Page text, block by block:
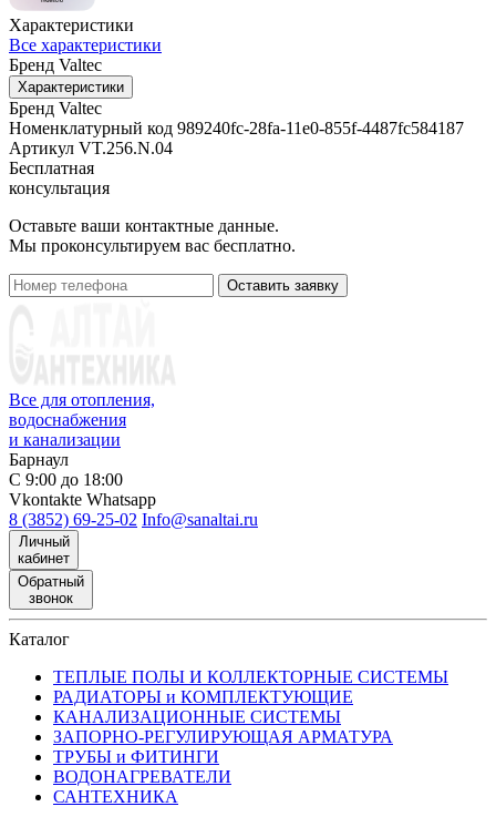
Характеристики
Все характеристики
Бренд Valtec
Характеристики
Бренд Valtec
Номенклатурный код 989240fc-28fa-11e0-855f-4487fc584187
Артикул VT.256.N.04
Бесплатная
консультация
Оставьте ваши контактные данные.
Мы проконсультируем вас бесплатно.
Оставить заявку
Все для отопления,
водоснабжения
и канализации
Барнаул
С 9:00 до 18:00
Vkontakte Whatsapp
8 (3852) 69-25-02 Info@sanaltai.ru
Личный
кабинет
Обратный
звонок
Каталог
ТЕПЛЫЕ ПОЛЫ И КОЛЛЕКТОРНЫЕ СИСТЕМЫ
РАДИАТОРЫ и КОМПЛЕКТУЮЩИЕ
КАНАЛИЗАЦИОННЫЕ СИСТЕМЫ
ЗАПОРНО-РЕГУЛИРУЮЩАЯ АРМАТУРА
ТРУБЫ и ФИТИНГИ
ВОДОНАГРЕВАТЕЛИ
САНТЕХНИКА